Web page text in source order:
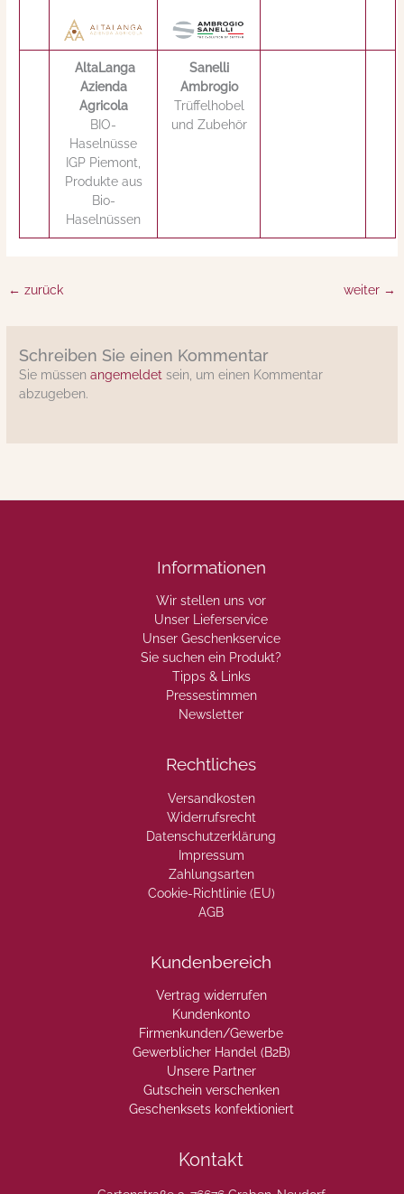
AltaLanga
Azienda
Agricola
BIO-
Haselnüsse
IGP Piemont,
Produkte aus
Bio-
Haselnüssen
Sanelli
Ambrogio
Trüffelhobel
und Zubehör
← zurück weiter →
Schreiben Sie einen Kommentar
Sie müssenangemeldet sein, um einen Kommentar
abzugeben.
Informationen
Wir stellen uns vor
Unser Lieferservice
Unser Geschenkservice
Sie suchen ein Produkt?
Tipps & Links
Pressestimmen
Newsletter
Rechtliches
Versandkosten
Widerrufsrecht
Datenschutzerklärung
Impressum
Zahlungsarten
Cookie-Richtlinie (EU)
AGB
Kundenbereich
Vertrag widerrufen
Kundenkonto
Firmenkunden/Gewerbe
Gewerblicher Handel (B2B)
Unsere Partner
Gutschein verschenken
Geschenksets konfektioniert
Kontakt